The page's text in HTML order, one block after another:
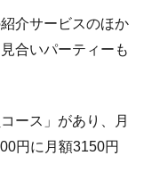
介サービスのほか
合いパーティーも
ース」があり、月
円に月額3150円